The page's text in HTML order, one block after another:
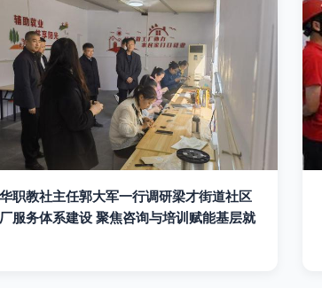
职教社主任郭大军一行调研梁才街道社区
服务体系建设 聚焦咨询与培训赋能基层就